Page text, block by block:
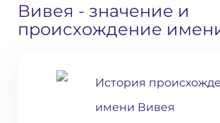
Вивея - значение и
происхождение
История
имени Вивея